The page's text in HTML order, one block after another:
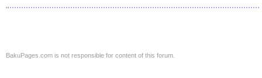
BakuPages.com is not responsible for content of this forum.